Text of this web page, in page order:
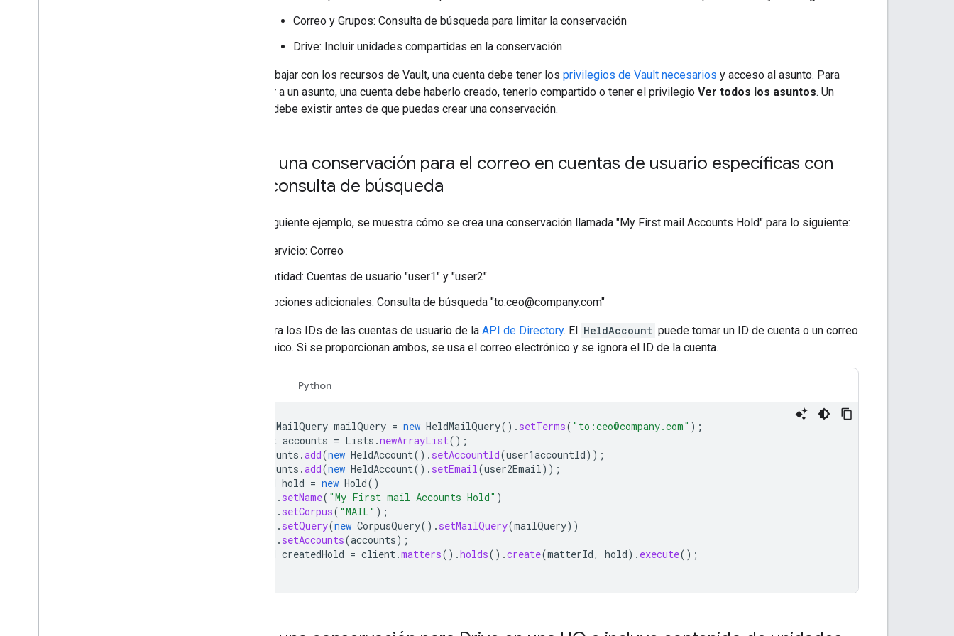
Correo y Grupos: Consulta de búsqueda para limitar la conservación
Drive: Incluir unidades compartidas en la conservación
Para trabajar con los recursos de Vault, una cuenta debe tener los privilegios de Vault necesarios y acceso al asunto. Para
acceder a un asunto, una cuenta debe haberlo creado, tenerlo compartido o tener el privilegio Ver todos los asuntos. Un
debe existir antes de que puedas crear una conservación.
Crea una conservación para el correo en cuentas de usuario específicas con
una consulta de búsqueda
En el siguiente ejemplo, se muestra cómo se crea una conservación llamada "My First mail Accounts Hold" para lo siguiente:
Servicio: Correo
Entidad: Cuentas de usuario "user1" y "user2"
Opciones adicionales: Consulta de búsqueda "to:ceo@company.com"
Recupera los IDs de las cuentas de usuario de la API de Directory. El HeldAccount puede tomar un ID de cuenta o un correo
electrónico. Si se proporcionan ambos, se usa el correo electrónico y se ignora el ID de la cuenta.
Python
HeldMailQuery mailQuery = new HeldMailQuery(). setTerms( "to:ceo@company.com" );
List accounts = Lists .newArrayList();
accounts .add(new HeldAccount(). setAccountId(user1accountId));
accounts .add(new HeldAccount(). setEmail(user2Email));
Hold hold = new Hold()
. setName( "My First mail Accounts Hold" )
. setCorpus( "MAIL" );
. setQuery(new CorpusQuery(). setMailQuery(mailQuery))
. setAccounts(accounts);
Hold createdHold = client.matters().holds().create(matterId, hold). execute();